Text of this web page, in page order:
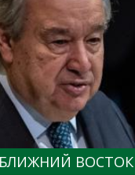
БЛИЖНИЙ ВОСТОК